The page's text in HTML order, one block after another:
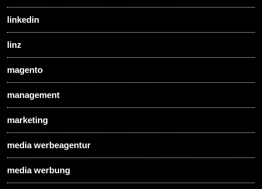
linkedin
linz
magento
management
marketing
media werbeagentur
media werbung